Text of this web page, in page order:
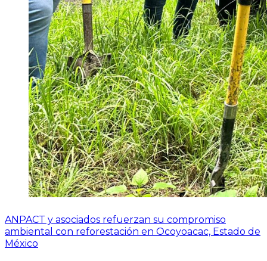
ANPACT y asociados refuerzan su compromiso
ambiental con reforestación en Ocoyoacac, Estado de
México